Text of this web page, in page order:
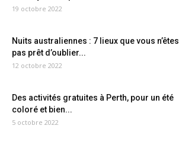
19 octobre 2022
Nuits australiennes : 7 lieux que vous n’êtes
pas prêt d’oublier...
12 octobre 2022
Des activités gratuites à Perth, pour un été
coloré et bien...
5 octobre 2022